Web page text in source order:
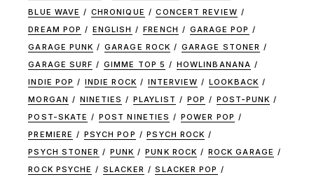
BLUE WAVE
CHRONIQUE
CONCERT REVIEW
DREAM POP
ENGLISH FRENCH
GARAGE POP
GARAGE PUNK
GARAGE ROCK
GARAGE STONER
GARAGE SURF
GIMME TOP 5
HOWLINBANANA
INDIE POP
INDIE ROCK INTERVIEW
LOOKBACK
MORGAN
NINETIES PLAYLIST POP
POST-PUNK
POST-SKATE
POST NINETIES
POWER POP
PREMIERE
PSYCH POP
PSYCH ROCK
PSYCH STONER
PUNK PUNK ROCK
ROCK GARAGE
ROCK PSYCHE
SLACKER
SLACKER POP